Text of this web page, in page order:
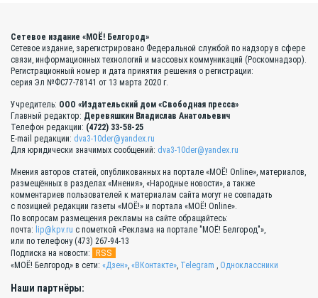
Сетевое издание «МОЁ! Белгород»
Сетевое издание, зарегистрировано Федеральной службой по надзору в сфере
связи, информационных технологий и массовых коммуникаций (Роскомнадзор).
Регистрационный номер и дата принятия решения о регистрации:
серия Эл №ФС77-78141 от 13 марта 2020 г.
Учредитель: ООО «Издательский дом «Свободная пресса»
Главный редактор: Деревяшкин Владислав Анатольевич
Телефон редакции: (4722) 33-58-25
E-mail редакции: dva3-10der@yandex.ru
Для юридически значимых сообщений: dva3-10der@yandex.ru
Мнения авторов статей, опубликованных на портале «МОЁ! Online», материалов,
размещённых в разделах «Мнения», «Народные новости», а также
комментариев пользователей к материалам сайта могут не совпадать
с позицией редакции газеты «МОЁ!» и портала «МОЁ! Online».
По вопросам размещения рекламы на сайте обращайтесь:
почта: lip@kpv.ru с пометкой «Реклама на портале "МОЁ! Белгород"»,
или по телефону (473) 267-94-13
Подписка на новости:
RSS
«МОЁ! Белгород» в сети: «Дзен», «ВКонтакте», Telegram , Одноклассники
Наши партнёры: